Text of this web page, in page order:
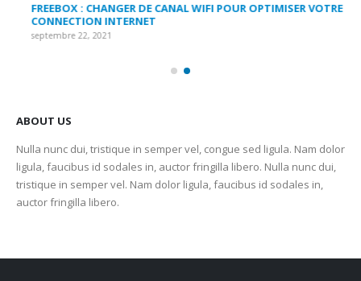
FREEBOX : CHANGER DE CANAL WIFI POUR OPTIMISER VOTRE
CONNECTION INTERNET
septembre 22, 2021
ABOUT US
Nulla nunc dui, tristique in semper vel, congue sed ligula. Nam dolor
ligula, faucibus id sodales in, auctor fringilla libero. Nulla nunc dui,
tristique in semper vel. Nam dolor ligula, faucibus id sodales in,
auctor fringilla libero.